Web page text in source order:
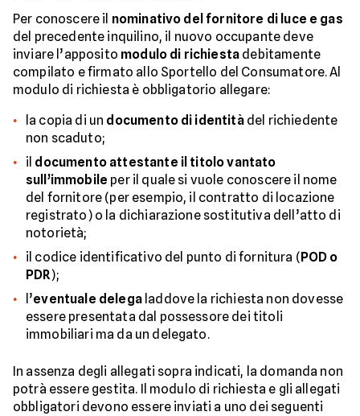
Per conoscere il nominativo del fornitore di luce e gas
del precedente inquilino, il nuovo occupante deve
inviare l’apposito modulo di richiesta debitamente
compilato e firmato allo Sportello del Consumatore. Al
modulo di richiesta è obbligatorio allegare:
la copia di un documento di identitàdel richiedente
non scaduto;
il documento attestante il titolo vantato
sull’immobile per il quale si vuole conoscere il nome
del fornitore (per esempio, il contratto di locazione
registrato) o la dichiarazione sostitutiva dell’atto di
notorietà;
il codice identificativo del punto di fornitura ( POD o
PDR);
l’eventuale delegaladdove la richiesta non dovesse
essere presentata dal possessore dei titoli
immobiliari ma da un delegato.
In assenza degli allegati sopra indicati, la domanda non
potrà essere gestita. Il modulo di richiesta e gli allegati
obbligatori devono essere inviati a uno dei seguenti